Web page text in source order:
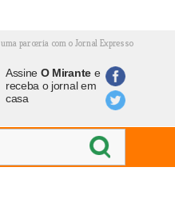
uma parceria com o Jornal Expresso
Assine O Mirantee
receba o jornal em
casa